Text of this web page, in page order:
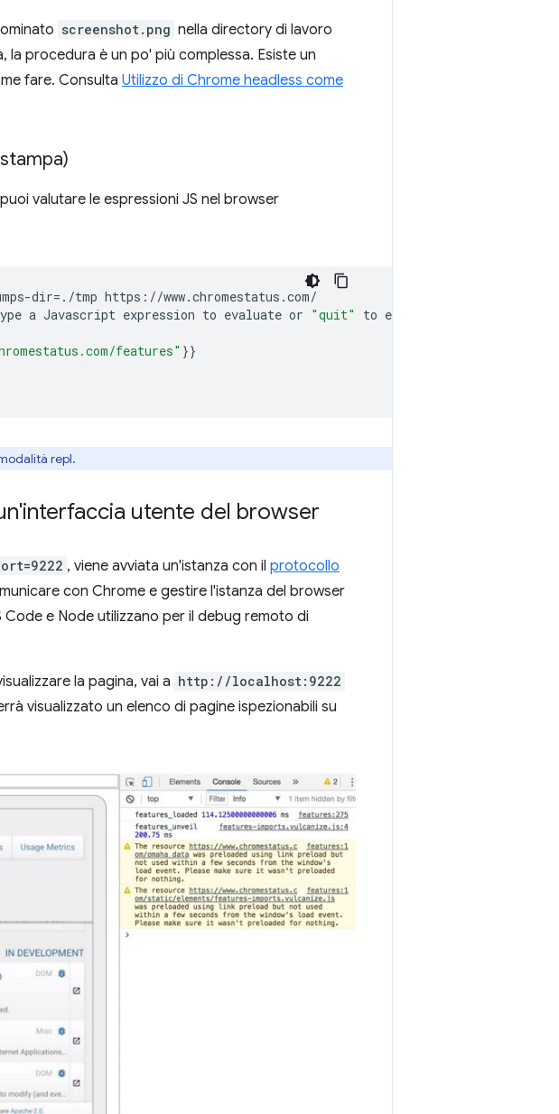
screenshot.png nella directory di lavoro
procedura è un po' più complessa. Esiste un
fare. Consulta Utilizzo di Chrome headless come
valutare le espressioni JS nel browser
dir= ./tmp
a Javascript expression to evaluate or "quit" to exit.
features" }}
repl.
utente del browser
, viene avviata un'istanza con il protocollo
con Chrome e gestire l'istanza del browser
Code e Node utilizzano per il debug remoto di
la pagina, vai a http://localhost:9222
visualizzato un elenco di pagine ispezionabili su